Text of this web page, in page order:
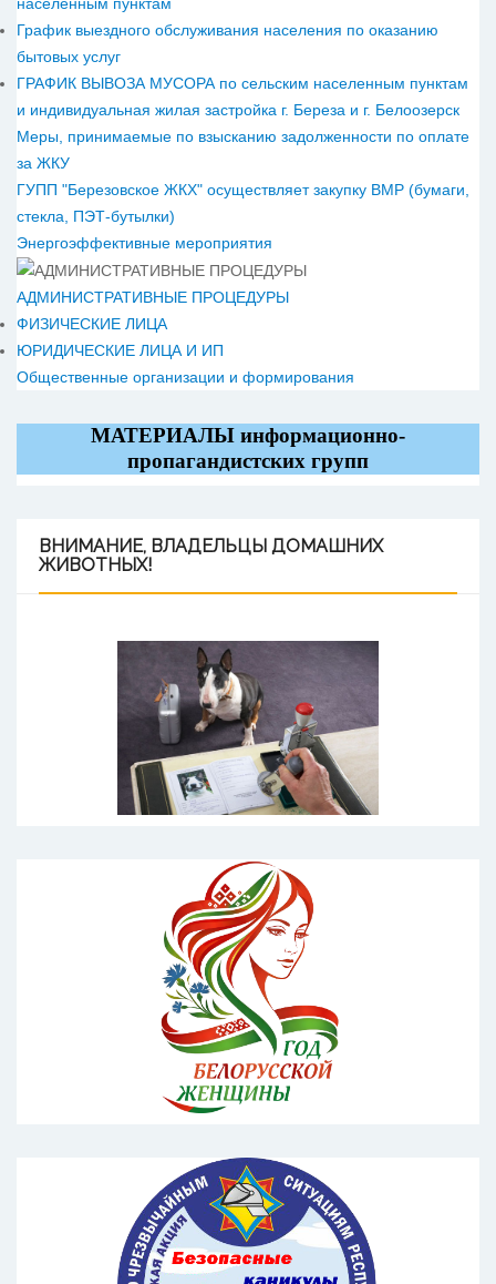
График выездного обслуживания населения по оказанию
бытовых услуг
ГРАФИК ВЫВОЗА МУСОРА по сельским населенным пунктам
и индивидуальная жилая застройка г. Береза и г. Белоозерск
Меры, принимаемые по взысканию задолженности по оплате
за ЖКУ
ГУПП "Березовское ЖКХ" осуществляет закупку ВМР (бумаги,
стекла, ПЭТ-бутылки)
Энергоэффективные мероприятия
АДМИНИСТРАТИВНЫЕ ПРОЦЕДУРЫ
ФИЗИЧЕСКИЕ ЛИЦА
ЮРИДИЧЕСКИЕ ЛИЦА И ИП
Общественные организации и формирования
МАТЕРИАЛЫ информационно-
пропагандистских групп
ВНИМАНИЕ, ВЛАДЕЛЬЦЫ ДОМАШНИХ
ЖИВОТНЫХ!